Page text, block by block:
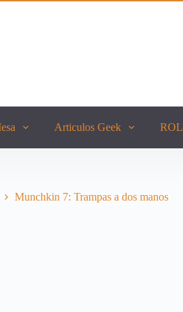
Articulos Geek ROL
Munchkin 7: Trampas a dos manos